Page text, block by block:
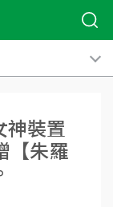
裝置
【朱羅